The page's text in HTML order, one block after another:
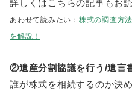
詳しくはこちらの記事もお
あわせて読みたい： 株式の調査方
を解説！
②遺産分割協議を行う/遺言
誰が株式を相続するのか決